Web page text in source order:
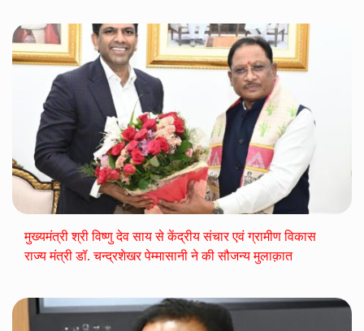
मुख्यमंत्री श्री विष्णु देव साय से केंद्रीय संचार एवं ग्रामीण विकास
राज्य मंत्री डॉ. चन्द्रशेखर पेम्मासानी ने की सौजन्य मुलाक़ात